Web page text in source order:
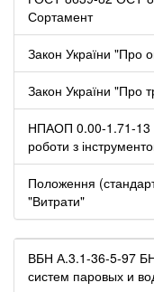
Сортамент
Закон України "Про
Закон України "Про
НПАОП 0.00-1.71-13
роботи з
Положення
"Витрати"
ВБН А.3.1-36-5-97
систем паровых и